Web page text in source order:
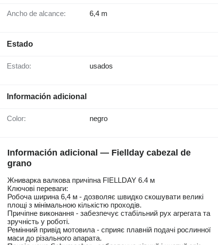
Ancho de alcance: 6,4 m
Estado
Estado: usados
Información adicional
Color: negro
Información adicional — Fiellday cabezal de
grano
Жниварка валкова причіпна FIELLDAY 6.4 м
Ключові переваги:
Робоча ширина 6,4 м - дозволяє швидко скошувати великі
площі з мінімальною кількістю проходів.
Причіпне виконання - забезпечує стабільний рух агрегата та
зручність у роботі.
Ремінний привід мотовила - сприяє плавній подачі рослинної
маси до різального апарата.